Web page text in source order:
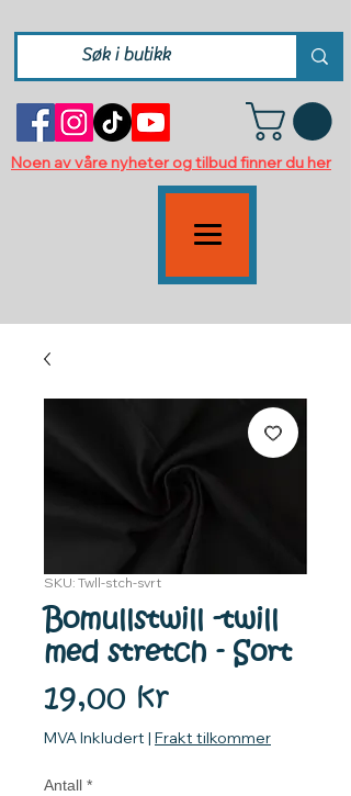
Noen av våre nyheter og tilbud finner du her
SKU: Twll-stch-svrt
Bomullstwill -twill
med stretch - Sort
19,00 krPris
MVA Inkludert | Frakt tilkommer
Antall *